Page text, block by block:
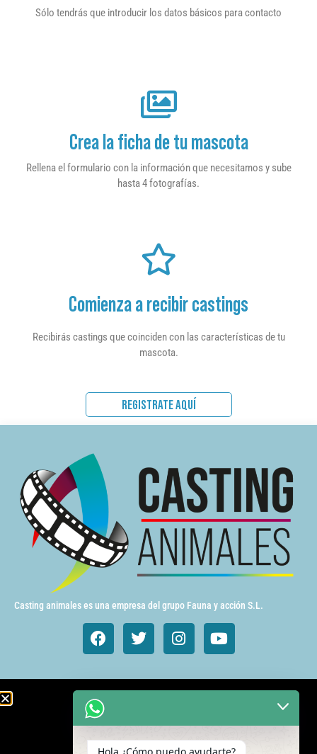
Sólo tendrás que introducir los datos básicos para contacto
Crea la ficha de tu mascota
Rellena el formulario con la información que necesitamos y sube
hasta 4 fotografías.
Comienza a recibir castings
Recibirás castings que coinciden con las características de tu
mascota.
REGISTRATE AQUÍ
Casting animales es una empresa del grupo Fauna y acción S.L.
Animales de cine y TV